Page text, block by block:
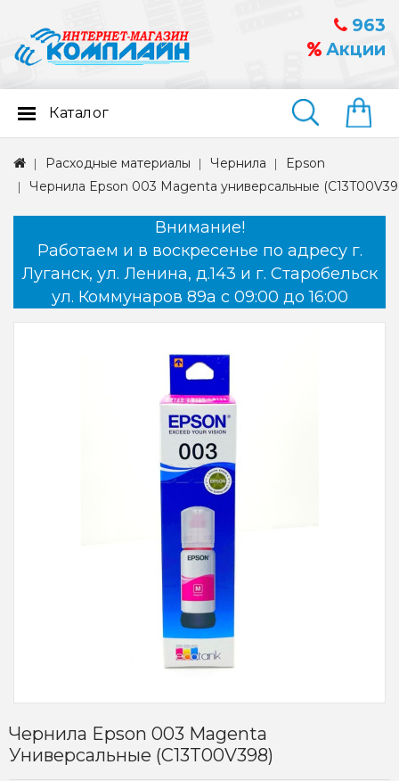
963
Акции
Найти
Каталог
Расходные материалы Чернила
Epson
Чернила Epson 003 Magenta универсальные
Внимание!
Работаем и в воскресенье по адресу г.
Луганск, ул. Ленина, д.143 и г. Старобельск
ул. Коммунаров 89а с 09:00 до 16:00
Чернила Epson 003 Magenta
Универсальные (C13T00V398)